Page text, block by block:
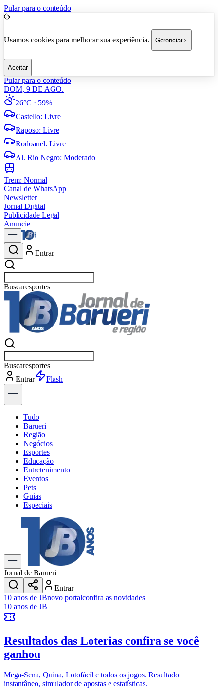
Pular para o conteúdo
Usamos cookies para melhorar sua experiência. Gerenciar
Aceitar
Pular para o conteúdo
DOM, 9 DE AGO.
26°C · 59%
Castello: Livre
Raposo: Livre
Rodoanel: Livre
Al. Rio Negro: Moderado
Trem: Normal
Canal de WhatsApp
Newsletter
Jornal Digital
Publicidade Legal
Anuncie
Entrar
Buscarpolítica
Buscarpolítica
Entrar
Tudo
Barueri
Região
Negócios
Esportes
Educação
Entretenimento
Eventos
Pets
Guias
Especiais
Explore Tudo
Últimas Notícias
Previsão do Tempo
Trânsito e Rotas
Dia a Dia & Lazer
Transportes
Gastronomia
Cinema & Shows
JogosNovo
Anuncie no Portal
Cadastrar Empresa
Divulgar Vagas
Política
Jornal de Barueri
Entrar
10 anos de JBnovo portalconfira as novidades
10 anos de JB
Resultados das Loterias confira se você
ganhou
Mega-Sena, Quina, Lotofácil e todos os jogos. Resultado
instantâneo, simulador de apostas e estatísticas.